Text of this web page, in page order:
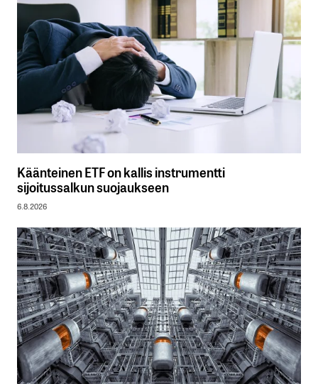
Käänteinen ETF on kallis instrumentti
sijoitussalkun suojaukseen
6.8.2026